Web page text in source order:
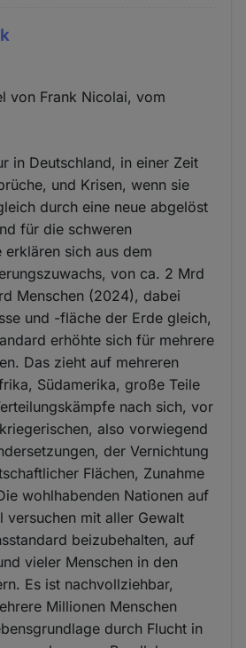
von Frank Nicolai, vom
in Deutschland, in einer Zeit
und Krisen, wenn sie
durch eine neue abgelöst
für die schweren
erklären sich aus dem
von ca. 2 Mrd
Menschen (2024), dabei
und -fläche der Erde gleich,
erhöhte sich für mehrere
Das zieht auf mehreren
Südamerika, große Teile
nach sich, vor
also vorwiegend
der Vernichtung
Flächen, Zunahme
wohlhabenden Nationen auf
versuchen mit aller Gewalt
beizubehalten, auf
vieler Menschen in den
Es ist nachvollziehbar,
Millionen Menschen
durch Flucht in